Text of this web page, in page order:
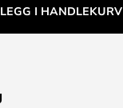
LEGG I HANDLEKURV